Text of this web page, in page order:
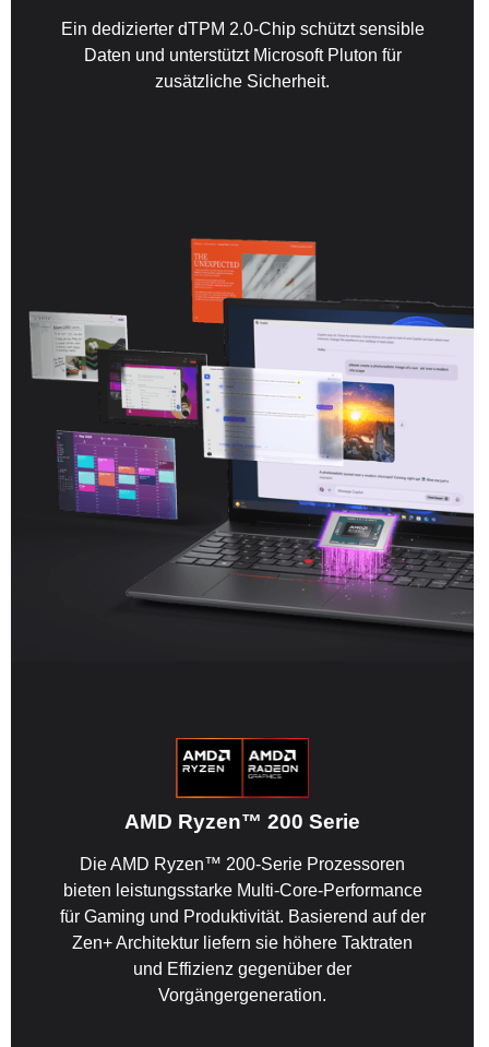
Ein dedizierter dTPM 2.0-Chip schützt sensible
Daten und unterstützt Microsoft Pluton für
zusätzliche Sicherheit.
AMD Ryzen™ 200 Serie
Die AMD Ryzen™ 200-Serie Prozessoren
bieten leistungsstarke Multi-Core-Performance
für Gaming und Produktivität. Basierend auf der
Zen+ Architektur liefern sie höhere Taktraten
und Effizienz gegenüber der
Vorgängergeneration.